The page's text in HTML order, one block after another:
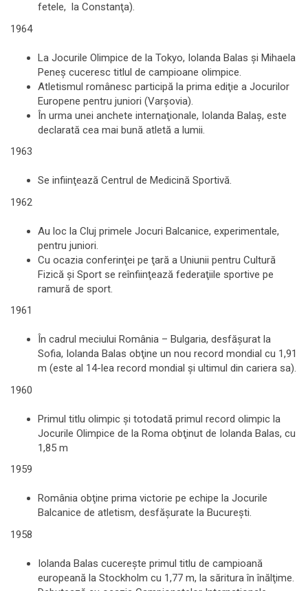
fetele, la Constanţa).
1964
La Jocurile Olimpice de la Tokyo, Iolanda Balas şi Mihaela
Peneş cuceresc titlul de campioane olimpice.
Atletismul românesc participă la prima ediţie a Jocurilor
Europene pentru juniori (Varşovia).
În urma unei anchete internaţionale, Iolanda Balaş, este
declarată cea mai bună atletă a lumii.
1963
Se infiinţează Centrul de Medicină Sportivă.
1962
Au loc la Cluj primele Jocuri Balcanice, experimentale,
pentru juniori.
Cu ocazia conferinţei pe ţară a Uniunii pentru Cultură
Fizică şi Sport se reînfiinţează federaţiile sportive pe
ramură de sport.
1961
În cadrul meciului România – Bulgaria, desfăşurat la
Sofia, Iolanda Balas obţine un nou record mondial cu 1,91
m (este al 14-lea record mondial şi ultimul din cariera sa).
1960
Primul titlu olimpic şi totodată primul record olimpic la
Jocurile Olimpice de la Roma obţinut de Iolanda Balas, cu
1,85 m
1959
România obţine prima victorie pe echipe la Jocurile
Balcanice de atletism, desfăşurate la Bucureşti.
1958
Iolanda Balas cucereşte primul titlu de campioană
europeană la Stockholm cu 1,77 m, la săritura în înălţime.